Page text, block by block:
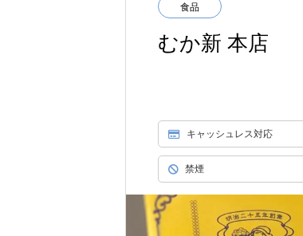
食品
むか新 本店
キャッシュレス対応
禁煙